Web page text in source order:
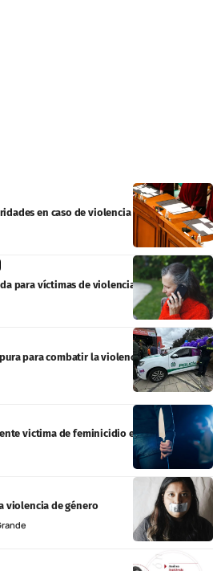
en caso de violencia intrafamiliar
para víctimas de violencia de género
para combatir la violencia de género y
victima de feminicidio en Bogotá
violencia de género